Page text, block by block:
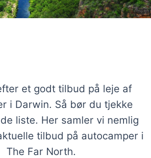
et godt tilbud på leje af
i Darwin. Så bør du tjekke
liste. Her samler vi nemlig
tilbud på autocamper i
The Far North.